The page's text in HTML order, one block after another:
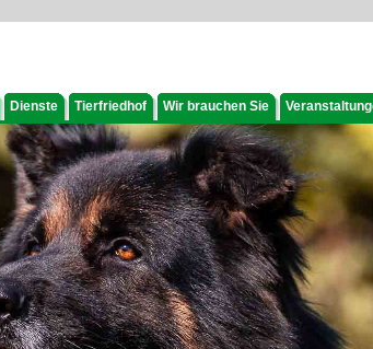
Dienste Tierfriedhof Wir brauchen Sie